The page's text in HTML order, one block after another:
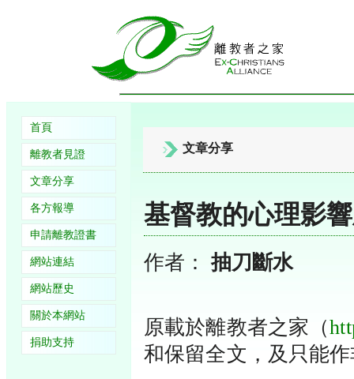
首頁
離教者見證
文章分享
各方報導
申請離教證書
網站連結
網站歷史
關於本網站
捐助支持
文章分享
基督教的心理影
作者： 抽刀斷水
原載於離教者之家（
和保留全文，及只能